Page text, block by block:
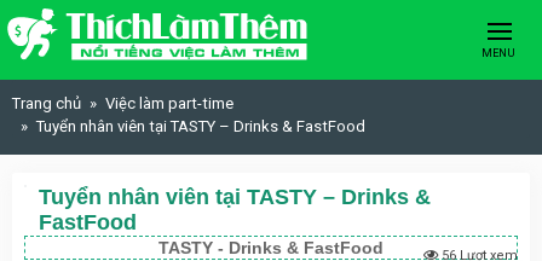
Skip to content
MENU
Trang chủ
Việc làm part-time
Tuyển nhân viên tại TASTY – Drinks & FastFood
Tuyển nhân viên tại TASTY – Drinks &
FastFood
TASTY - Drinks & FastFood 56 Lượt xem